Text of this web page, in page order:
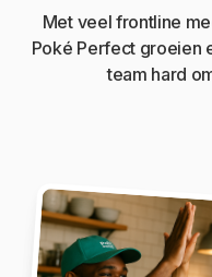
Met veel frontline
Poké Perfect groeien
team hard